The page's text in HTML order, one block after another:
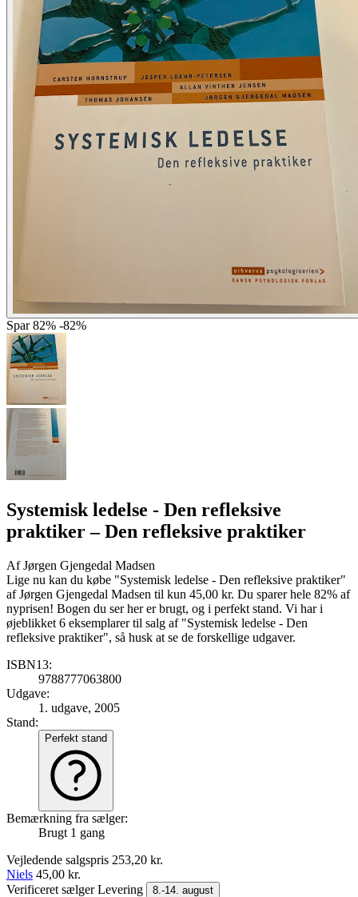
Spar 82% -82%
Systemisk ledelse - Den refleksive
praktiker– Den refleksive praktiker
AfJørgen Gjengedal Madsen
Lige nu kan du købe "Systemisk ledelse - Den refleksive praktiker"
af Jørgen Gjengedal Madsen til kun 45,00 kr. Du sparer hele 82% af
nyprisen! Bogen du ser her er brugt, og i perfekt stand. Vi har i
øjeblikket 6 eksemplarer til salg af "Systemisk ledelse - Den
refleksive praktiker", så husk at se de forskellige udgaver.
ISBN13:
9788777063800
Udgave:
1. udgave, 2005
Stand:
Perfekt stand
Bemærkning fra sælger:
Brugt 1 gang
Vejledende salgspris 253,20 kr.
Niels 45,00 kr.
Verificeret sælgerLevering 8.-14. august